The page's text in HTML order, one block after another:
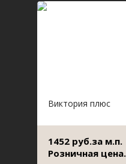
Виктория плюс
1452 руб.за м.п.
Розничная цена.